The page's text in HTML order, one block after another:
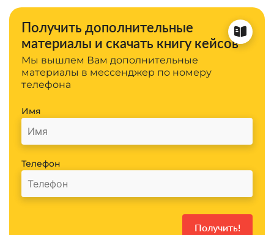
Получить дополнительные
материалы и скачать книгу кейсов
Мы вышлем Вам дополнительные
материалы в мессенджер по номеру
телефона
Имя
Телефон